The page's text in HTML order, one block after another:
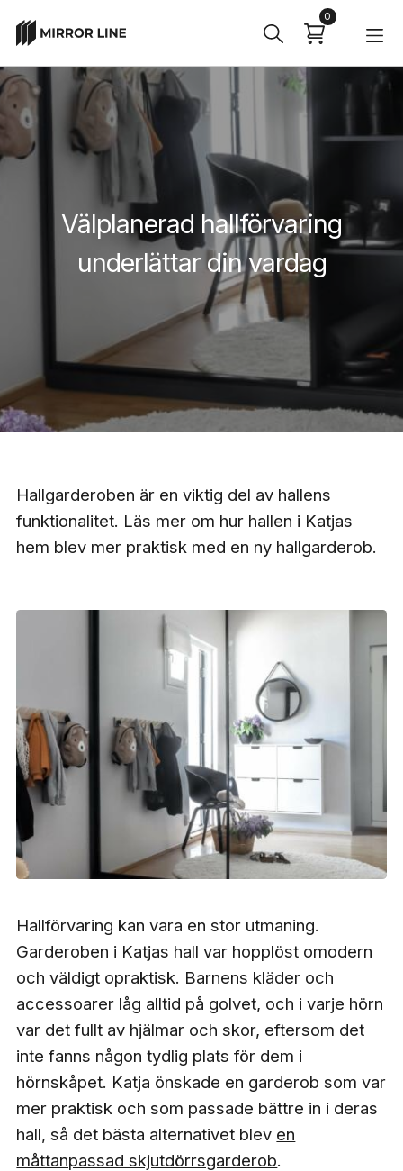
0
Sök
efter:
Sökknapp
Välplanerad hallförvaring
underlättar din vardag
Hallgarderoben är en viktig del av hallens
funktionalitet. Läs mer om hur hallen i Katjas
hem blev mer praktisk med en ny hallgarderob.
Hallförvaring kan vara en stor utmaning.
Garderoben i Katjas hall var hopplöst omodern
och väldigt opraktisk. Barnens kläder och
accessoarer låg alltid på golvet, och i varje hörn
var det fullt av hjälmar och skor, eftersom det
inte fanns någon tydlig plats för dem i
hörnskåpet. Katja önskade en garderob som var
mer praktisk och som passade bättre in i deras
hall, så det bästa alternativet blev en
måttanpassad skjutdörrsgarderob.